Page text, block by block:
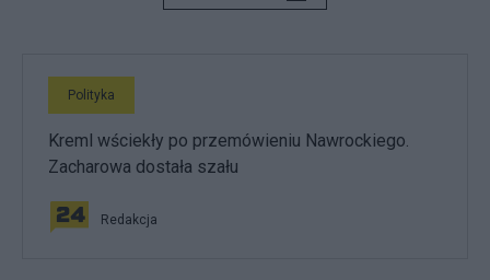
Polityka
Kreml wściekły po przemówieniu Nawrockiego.
Zacharowa dostała szału
Redakcja